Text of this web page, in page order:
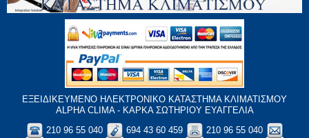
ΕΞΕΙΔΙΚΕΥΜΕΝΟ ΗΛΕΚΤΡΟΝΙΚΟ ΚΑΤΑΣΤΗΜΑ ΚΛΙΜΑΤΙΣΜΟΥ
ALPHA CLIMA - ΚΑΡΚΑ ΣΩΤΗΡΙΟΥ ΕΥΑΓΓΕΛΙΑ
210 96 55 040
694 43 60 459 210 96 55 040